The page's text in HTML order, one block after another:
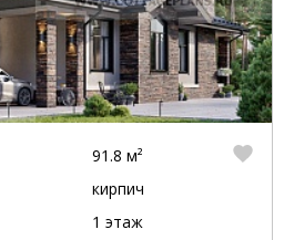
91.8 м²
кирпич
1 этаж